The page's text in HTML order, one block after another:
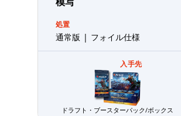
処置
通常版 | フォイル仕様
入手先
ドラフト・ブースターパック/ボックス